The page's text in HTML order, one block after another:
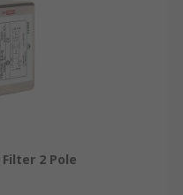
Filter 2 Pole